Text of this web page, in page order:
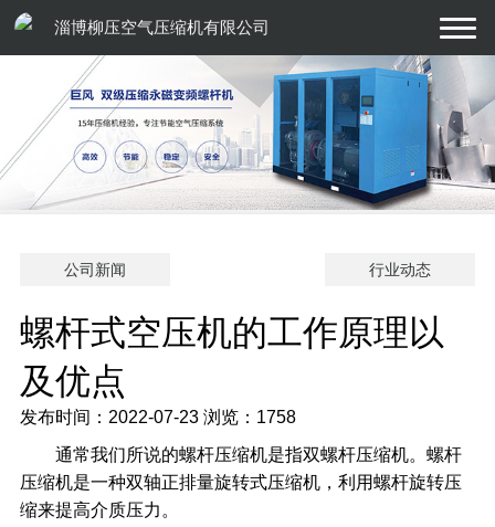
淄博柳压空气压缩机有限公司
公司新闻 行业动态
螺杆式空压机的工作原理以
及优点
发布时间：2022-07-23 浏览：1758
通常我们所说的螺杆压缩机是指双螺杆压缩机。螺杆
压缩机是一种双轴正排量旋转式压缩机，利用螺杆旋转压
缩来提高介质压力。